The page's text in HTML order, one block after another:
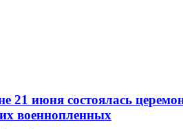
21 июня состоялась
военнопленных